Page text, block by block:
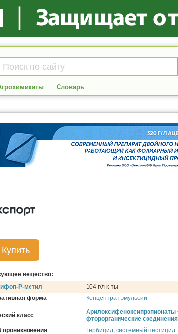
Словарь
Купить
вещество:
Р-метил
104 г/л к-ты
форма
Концентрат эмульсии
класс Арилоксифеноксипропионаты
фторорганические соединения
проникновения
Гербицид, системный пестицид